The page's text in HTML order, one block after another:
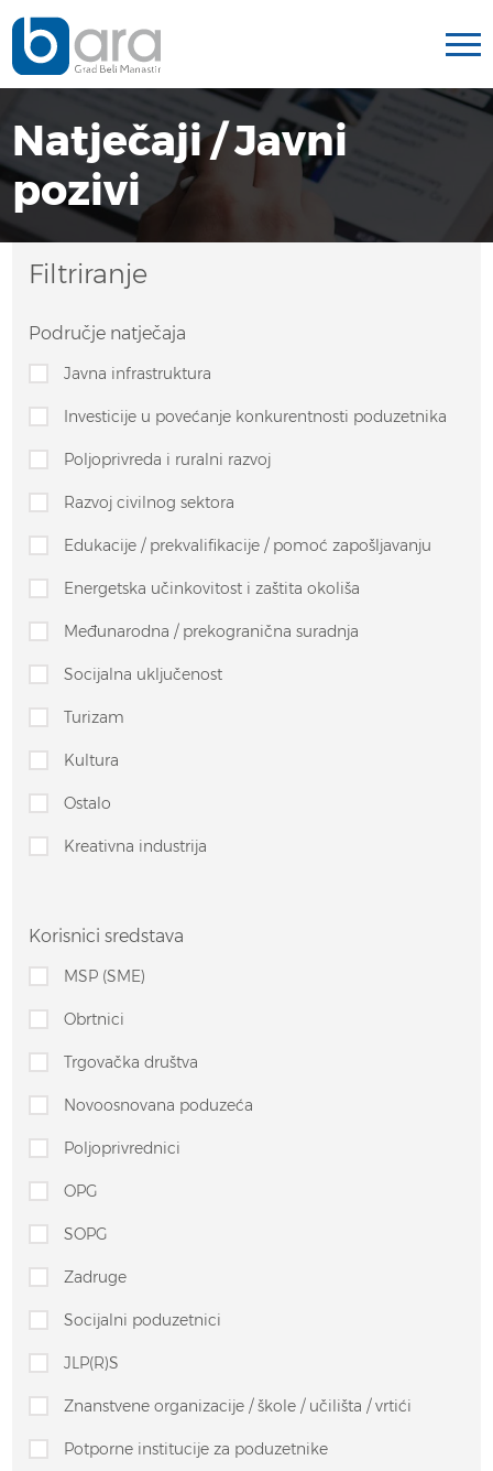
Natječaji / Javni
pozivi
Filtriranje
Područje natječaja
Javna infrastruktura
Investicije u povećanje konkurentnosti poduzetnika
Poljoprivreda i ruralni razvoj
Razvoj civilnog sektora
Edukacije / prekvalifikacije / pomoć zapošljavanju
Energetska učinkovitost i zaštita okoliša
Međunarodna / prekogranična suradnja
Socijalna uključenost
Turizam
Kultura
Ostalo
Kreativna industrija
Korisnici sredstava
MSP (SME)
Obrtnici
Trgovačka društva
Novoosnovana poduzeća
Poljoprivrednici
OPG
SOPG
Zadruge
Socijalni poduzetnici
JLP(R)S
Znanstvene organizacije / škole / učilišta / vrtići
Potporne institucije za poduzetnike